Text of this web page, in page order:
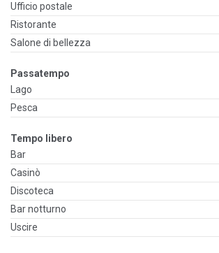
Ufficio postale
Ristorante
Salone di bellezza
Passatempo
Lago
Pesca
Tempo libero
Bar
Casinò
Discoteca
Bar notturno
Uscire